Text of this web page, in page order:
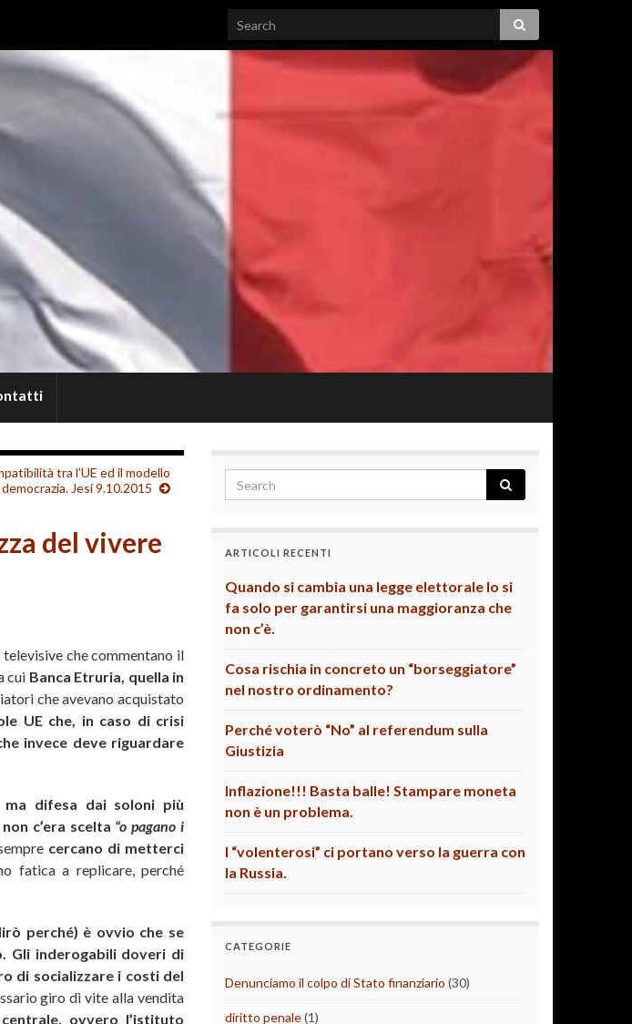
tra l’UE ed il modello
Jesi 9.10.2015
del vivere
che commentano il
cui Banca Etruria, quella in
che avevano acquistato
UE che, in caso di crisi
invece deve riguardare
difesa dai soloni più
c’era scelta “o pagano i
cercano di metterci
fatica a replicare, perché
perché) è ovvio che se
Gli inderogabili doveri di
di socializzare i costi del
giro di vite alla vendita
ovvero l’istituto
ARTICOLI RECENTI
Quando si cambia una legge elettorale lo si
fa solo per garantirsi una maggioranza che
non c’è.
Cosa rischia in concreto un “borseggiatore”
nel nostro ordinamento?
Perché voterò “No” al referendum sulla
Giustizia
Inflazione!!! Basta balle! Stampare moneta
non è un problema.
I “volenterosi” ci portano verso la guerra con
la Russia.
CATEGORIE
Denunciamo il colpo di Stato finanziario (30)
diritto penale(1)